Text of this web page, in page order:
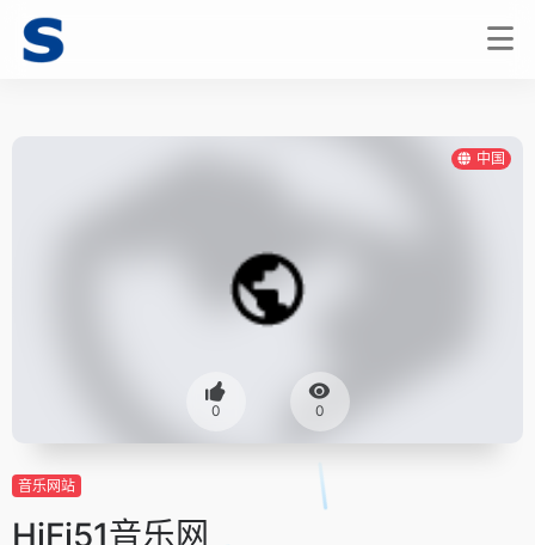
中国
0 0
音乐网站
HiFi51音乐网